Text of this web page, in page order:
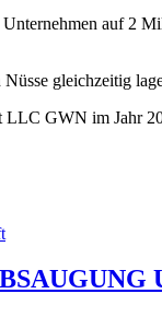
auf 2
gleichzeitig
GWN im Jahr